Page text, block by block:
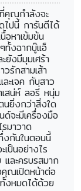
คุณกำลังจะ
ไปนี้ การันตีได้
อหาเข้มข้น
ทั้งฉากบู๊แอ็
งมีมุมเศร้า
วรักสามเส้า
ะเจค กับสาว
สน่ห์ ลอรี่ หนุ่ม
ยิ่งกว่าสิ่งใด
ด์จะมีเครื่องมือ
มาวาด
งกันในตอนนี้
เป็นอย่างไร
ละครบรสมาก
ณเปิดหน้าต่อ
งหมดได้ด้วย